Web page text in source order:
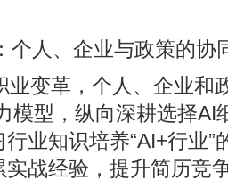
个人、企业与政策的协
业变革，个人、企业和
模型，纵向深耕选择
业知识培养“AI+行业”
战经验，提升简历竞